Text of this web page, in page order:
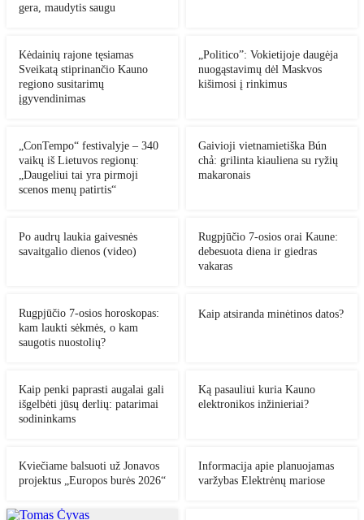
gera, maudytis saugu
Kėdainių rajone tęsiamas
Sveikatą stiprinančio Kauno
regiono susitarimų
įgyvendinimas
„Politico”: Vokietijoje daugėja
nuogąstavimų dėl Maskvos
kišimosi į rinkimus
„ConTempo“ festivalyje – 340
vaikų iš Lietuvos regionų:
„Daugeliui tai yra pirmoji
scenos menų patirtis“
Gaivioji vietnamietiška Bún
chả: grilinta kiauliena su ryžių
makaronais
Po audrų laukia gaivesnės
savaitgalio dienos (video)
Rugpjūčio 7-osios orai Kaune:
debesuota diena ir giedras
vakaras
Rugpjūčio 7-osios horoskopas:
kam laukti sėkmės, o kam
saugotis nuostolių?
Kaip atsiranda minėtinos datos?
Kaip penki paprasti augalai gali
išgelbėti jūsų derlių: patarimai
sodininkams
Ką pasauliui kuria Kauno
elektronikos inžinieriai?
Kviečiame balsuoti už Jonavos
projektus „Europos burės 2026“
Informacija apie planuojamas
varžybas Elektrėnų mariose